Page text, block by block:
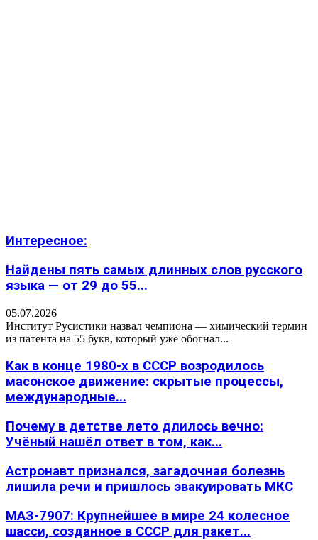
Интересное:
Найдены пять самых длинных слов русского
языка — от 29 до 55...
05.07.2026
Институт Русистики назвал чемпиона — химический термин
из патента на 55 букв, который уже обогнал...
Как в конце 1980-х в СССР возродилось
масонское движение: скрытые процессы,
международные...
Почему в детстве лето длилось вечно:
Учёный нашёл ответ в том, как...
Астронавт признался, загадочная болезнь
лишила речи и пришлось эвакуировать МКС
МАЗ-7907: Крупнейшее в мире 24 колесное
шасси, созданное в СССР для ракет...